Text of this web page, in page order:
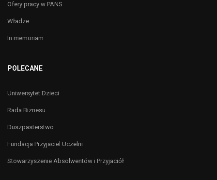
Ofery pracy w PANS
Władze
In memoriam
POLECANE
Uniwersytet Dzieci
Rada Biznesu
Duszpasterstwo
Fundacja Przyjaciel Uczelni
Stowarzyszenie Absolwentów i Przyjaciół